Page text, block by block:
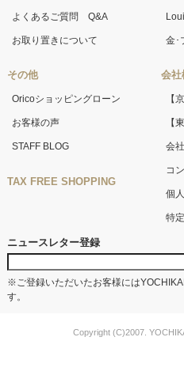
よくあるご質問 Q&A
お取り置きについて
その他
Oricoショッピングローン
お客様の声
STAFF BLOG
TAX FREE SHOPPING
金･
会社
【
【
会
コ
個
特
ニュースレター登録
※ご登録いただいたお客様には
す。
Copyright (C)2007.